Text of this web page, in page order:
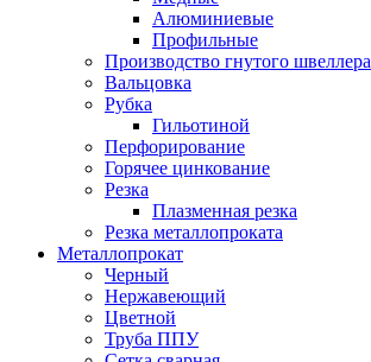
Алюминиевые
Профильные
Производство гнутого швеллера
Вальцовка
Рубка
Гильотиной
Перфорирование
Горячее цинкование
Резка
Плазменная резка
Резка металлопроката
Металлопрокат
Черный
Нержавеющий
Цветной
Труба ППУ